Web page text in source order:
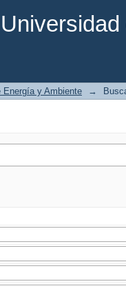
Energía y Ambiente →